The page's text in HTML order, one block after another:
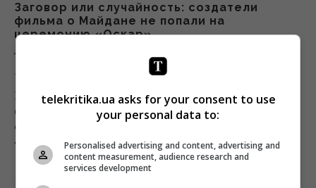
Заговор или случайность: создатели
фильма о Майдане не попали на
церемонию «Оскар»
Telekritika
29.02.2016 13:12
Как вы, должно быть, помните, документальный
фильм о Майдане «Зима в огне: Битва Украины за
свободу» был среди номинантов на премию
«Оскар».
Поделиться:
telekritika.ua asks for your consent to use
your personal data to:
Personalised advertising and content, advertising and
content measurement, audience research and
services development